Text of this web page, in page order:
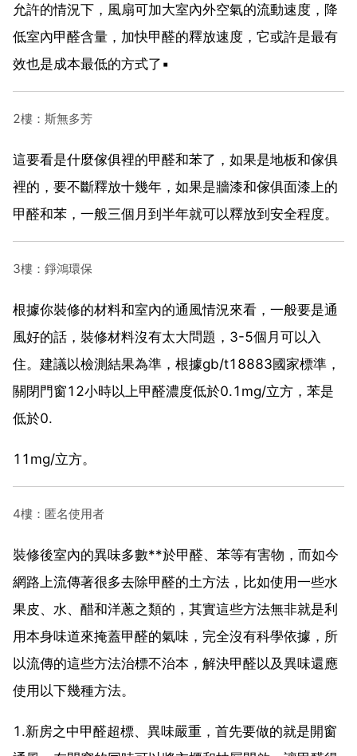
允許的情況下，風扇可加大室內外空氣的流動速度，降
低室內甲醛含量，加快甲醛的釋放速度，它或許是最有
效也是成本最低的方式了▪
2樓：斯無多芳
這要看是什麼傢俱裡的甲醛和苯了，如果是地板和傢俱
裡的，要不斷釋放十幾年，如果是牆漆和傢俱面漆上的
甲醛和苯，一般三個月到半年就可以釋放到安全程度。
3樓：錚鴻環保
根據你裝修的材料和室內的通風情況來看，一般要是通
風好的話，裝修材料沒有太大問題，3-5個月可以入
住。建議以檢測結果為準，根據gb/t18883國家標準，
關閉門窗12小時以上甲醛濃度低於0.1mg/立方，苯是
低於0.
11mg/立方。
4樓：匿名使用者
裝修後室內的異味多數**於甲醛、苯等有害物，而如今
網路上流傳著很多去除甲醛的土方法，比如使用一些水
果皮、水、醋和洋蔥之類的，其實這些方法無非就是利
用本身味道來掩蓋甲醛的氣味，完全沒有科學依據，所
以流傳的這些方法治標不治本，解決甲醛以及異味還應
使用以下幾種方法。
1.新房之中甲醛超標、異味嚴重，首先要做的就是開窗